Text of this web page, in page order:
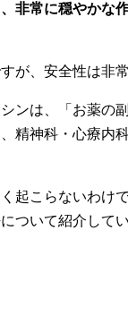
非常に穏やかな
が、安全性は非
ンは、「お薬の
精神科・心療内
起こらないわけ
ついて紹介してい